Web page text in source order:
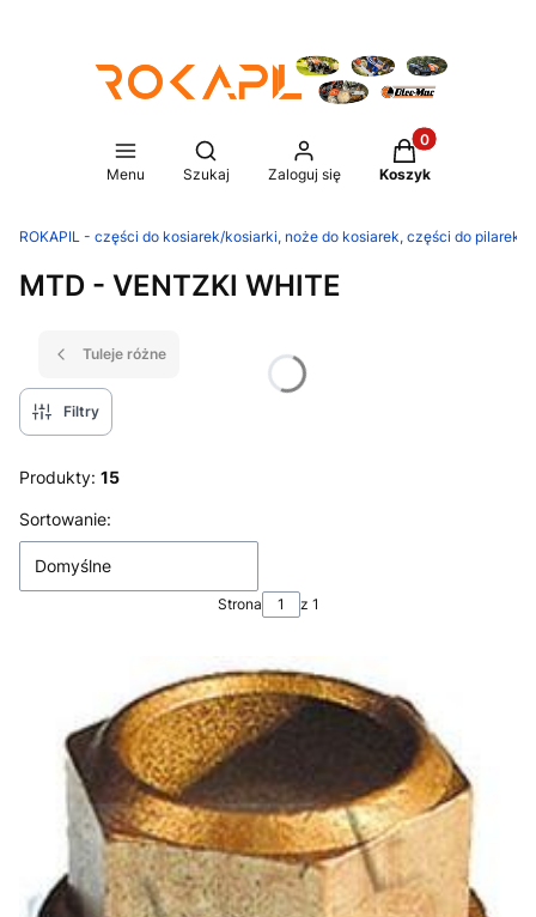
Menu
Otwórz wyszukiwarkę
Szukaj Zaloguj się
Produkty w
Koszyk
ROKAPIL - części do kosiarek/kosiarki, noże do kosiarek, części do pilarek/
MTD - VENTZKI WHITE
Tuleje różne
Filtry
Produkty: 15
Lista produktów
Sortowanie:
Domyślne
Strona z 1